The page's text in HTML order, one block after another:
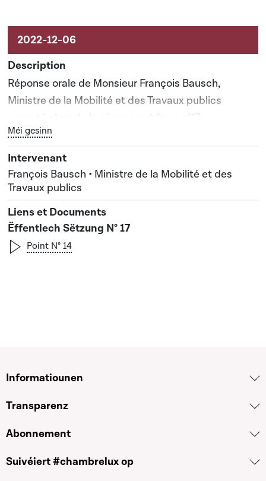
Réponse orale de Monsieur François Bausch,
Ministre de la Mobilité et des Travaux publics
apportée lors de la séance publique n°17
Bouton graphique servant à afficher ou cacher tous les
Méi gesinn
François Bausch • Ministre de la Mobilité et des
Travaux publics
Ëffentlech Sëtzung N° 17
Point N° 14
Informatiounen
Transparenz
Abonnement
Suivéiert #chambrelux op